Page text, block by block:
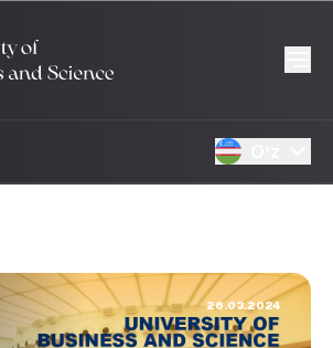
26.03.2024